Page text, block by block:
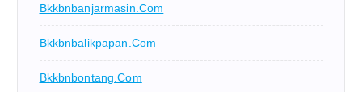
Bkkbnbanjarmasin.com
Bkkbnbalikpapan.com
Bkkbnbontang.com